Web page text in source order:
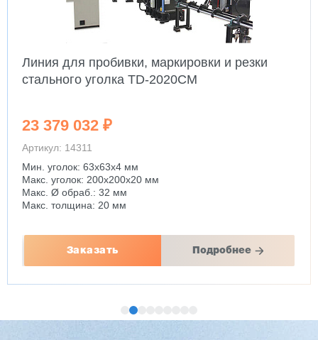
Линия для пробивки, маркировки и резки
стального уголка TD-2020CM
23 379 032 ₽
Артикул: 14311
Мин. уголок: 63x63x4 мм
Макс. уголок: 200x200x20 мм
Макс. Ø обраб.: 32 мм
Макс. толщина: 20 мм
Заказать Подробнее